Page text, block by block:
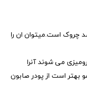
چروک است.میتوان ان را
می شوند آنرا
بهتر است از پودر صابون